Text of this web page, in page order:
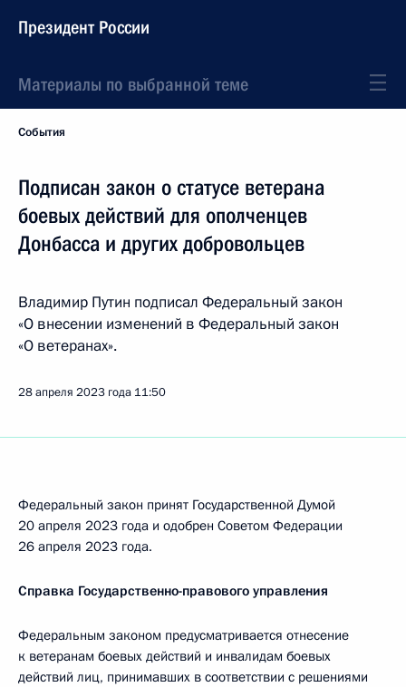
Президент России
Материалы по выбранной теме
События
Подписан закон о статусе ветерана
боевых действий для ополченцев
Донбасса и других добровольцев
Владимир Путин подписал Федеральный закон
«О внесении изменений в Федеральный закон
«О ветеранах».
28 апреля 2023 года 11:50
Федеральный закон принят Государственной Думой
20 апреля 2023 года и одобрен Советом Федерации
26 апреля 2023 года.
Справка Государственно-правового управления
Федеральным законом предусматривается отнесение
к ветеранам боевых действий и инвалидам боевых
действий лиц, принимавших в соответствии с решениями